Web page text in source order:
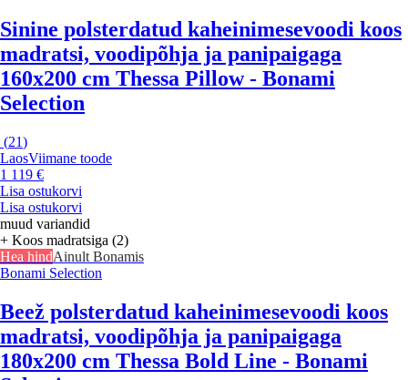
Sinine polsterdatud kaheinimesevoodi koos
madratsi, voodipõhja ja panipaigaga
160x200 cm Thessa Pillow - Bonami
Selection
(21)
LaosViimane toode
1 119 €
Lisa ostukorvi
Lisa ostukorvi
muud variandid
+ Koos madratsiga (2)
Hea hindAinult Bonamis
Bonami Selection
Beež polsterdatud kaheinimesevoodi koos
madratsi, voodipõhja ja panipaigaga
180x200 cm Thessa Bold Line - Bonami